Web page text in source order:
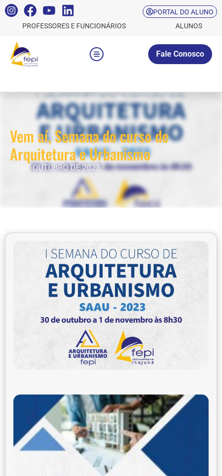
PORTAL DO ALUNO
PROFESSORES E FUNCIONÁRIOS
ALUNOS
Fale Conosco
Vem aí, Semana do curso de
Arquitetura e Urbanismo
20 DE OUTUBRO DE 2023